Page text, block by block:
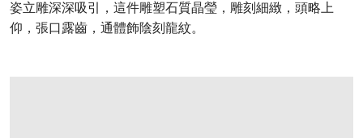
姿立雕深深吸引，這件雕塑石質晶瑩，雕刻細緻，頭略上
仰，張口露齒，通體飾陰刻龍紋。